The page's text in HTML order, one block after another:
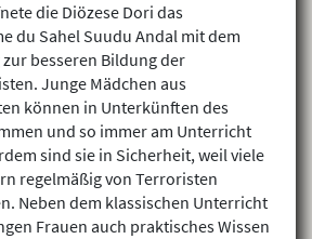
die Diözese Dori das
du Sahel Suudu Andal mit dem
besseren Bildung der
Junge Mädchen aus
können in Unterkünften des
und so immer am Unterricht
sind sie in Sicherheit, weil viele
regelmäßig von Terroristen
Neben dem klassischen Unterricht
Frauen auch praktisches Wissen